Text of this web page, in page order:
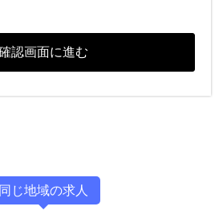
同じ地域の求人